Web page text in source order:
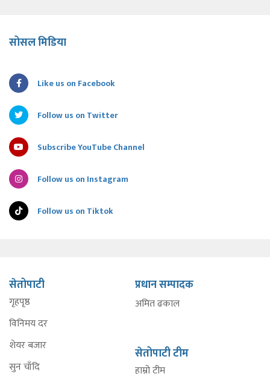
सोसल मिडिया
Like us on Facebook
Follow us on Twitter
Subscribe YouTube Channel
Follow us on Instagram
Follow us on Tiktok
सेतोपाटी
गृहपृष्ठ
विनिमय दर
शेयर बजार
सुन चाँदि
प्रधान सम्पादक
अमित ढकाल
सेतोपाटी टीम
हाम्रो टीम